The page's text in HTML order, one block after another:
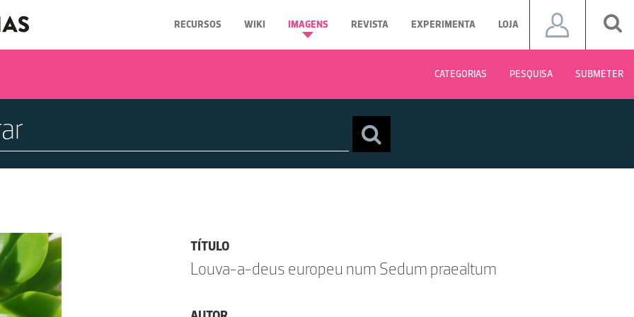
RECURSOS WIKI IMAGENS REVISTA EXPERIMENTA LOJA
CATEGORIAS PESQUISA SUBMETER
TÍTULO
Louva-a-deus europeu num Sedum praealtum